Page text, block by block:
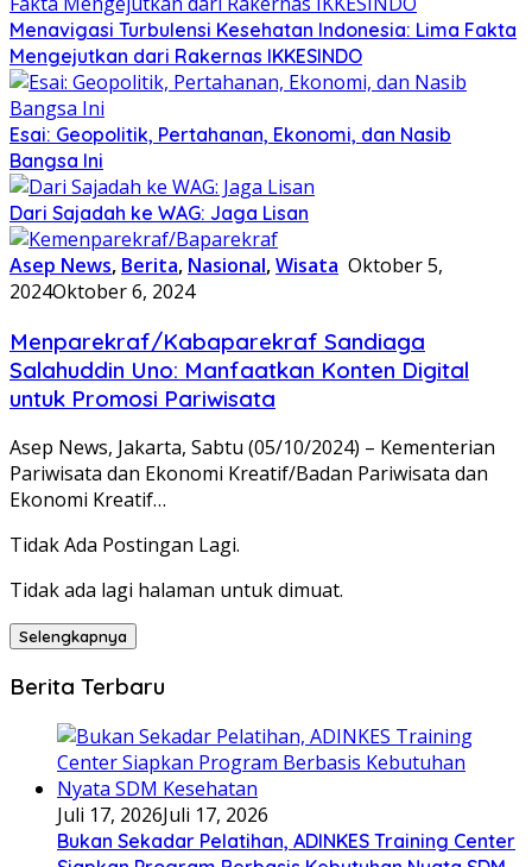
Menavigasi Turbulensi Kesehatan Indonesia: Lima Fakta
Mengejutkan dari Rakernas IKKESINDO
Esai: Geopolitik, Pertahanan, Ekonomi, dan Nasib
Bangsa Ini
Dari Sajadah ke WAG: Jaga Lisan
Asep News, Berita, Nasional,Wisata Oktober 5,
2024Oktober 6, 2024
Menparekraf/Kabaparekraf Sandiaga
Salahuddin Uno: Manfaatkan Konten Digital
untuk Promosi Pariwisata
Asep News, Jakarta, Sabtu (05/10/2024) – Kementerian
Pariwisata dan Ekonomi Kreatif/Badan Pariwisata dan
Ekonomi Kreatif…
Tidak Ada Postingan Lagi.
Tidak ada lagi halaman untuk dimuat.
Selengkapnya
Berita Terbaru
Juli 17, 2026Juli 17, 2026
Bukan Sekadar Pelatihan, ADINKES Training Center